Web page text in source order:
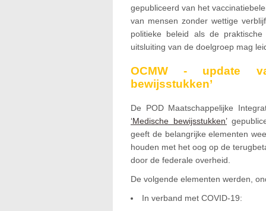
gepubliceerd van het
van mensen zonder wettige
politieke beleid als de
uitsluiting van de doelgroep mag
OCMW - update
bewijsstukken’
De POD Maatschappelijke
‘Medische bewijsstukken’
geeft de belangrijke elementen
houden met het oog op de
door de federale overheid.
De volgende elementen werden,
In verband met COVID-19: